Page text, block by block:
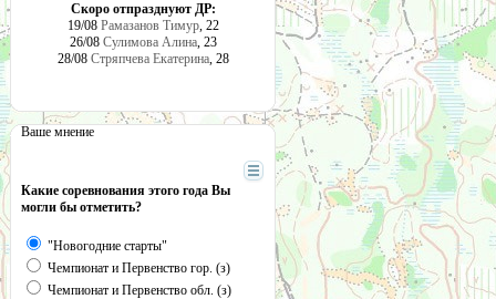
Скоро отпразднуют ДР:
19/08 Рамазанов Тимур, 22
26/08 Сулимова Алина, 23
28/08 Стряпчева Екатерина, 28
Ваше мнение
Какие соревнования этого года Вы
могли бы отметить?
"Новогодние старты"
Чемпионат и Первенство гор. (з)
Чемпионат и Первенство обл. (з)